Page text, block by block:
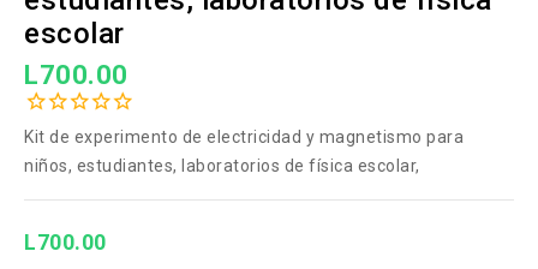
escolar
L700.00
Kit de experimento de electricidad y magnetismo para
niños, estudiantes, laboratorios de física escolar,
L700.00